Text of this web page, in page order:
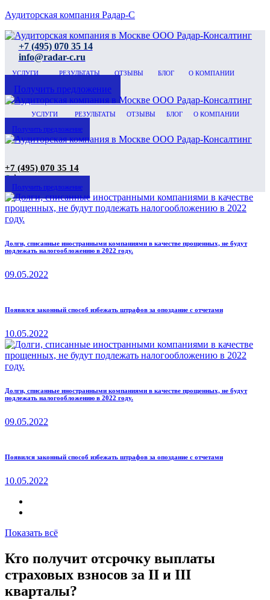
Аудиторская компания Радар-С
+7 (495) 070 35 14
info@radar-c.ru
УСЛУГИ РЕЗУЛЬТАТЫ ОТЗЫВЫ БЛОГ О КОМПАНИИ
Получить предложение
УСЛУГИ РЕЗУЛЬТАТЫ ОТЗЫВЫ БЛОГ О КОМПАНИИ
Получить предложение
+7 (495) 070 35 14
◉Аудитор на связи
Получить предложение
Долги, списанные иностранными компаниями в качестве прощенных, не будут
подлежать налогообложению в 2022 году.
09.05.2022
Появился законный способ избежать штрафов за опоздание с отчетами
10.05.2022
Долги, списанные иностранными компаниями в качестве прощенных, не будут
подлежать налогообложению в 2022 году.
09.05.2022
Появился законный способ избежать штрафов за опоздание с отчетами
10.05.2022
Показать всё
Кто получит отсрочку выплаты
страховых взносов за II и III
кварталы?